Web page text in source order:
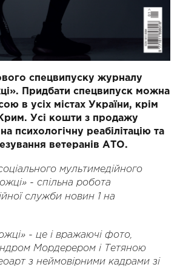
спецвипуску журналу
Придбати спецвипуск можна
в усіх містах України, крім
Усі кошти з продажу
психологічну реабілітацію та
ветеранів АТО.
мультимедійного
- спільна робота
служби новин 1 на
- це і вражаючі фото,
Мордерером і Тетяною
з неймовірними кадрами зі